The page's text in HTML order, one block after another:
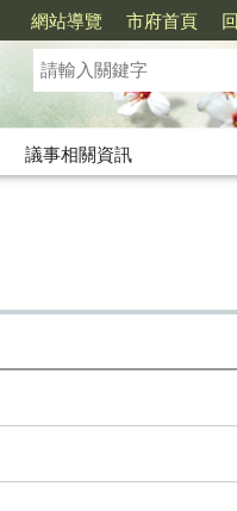
網站導覽 市府首頁
議事相關資訊